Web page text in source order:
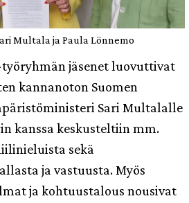
Multala ja Paula Lönnemo
jäsenet luovuttivat
kannanoton Suomen
Sari Multalalle
kanssa keskusteltiin mm.
sekä
ja vastuusta. Myös
ja kohtuustalous nousivat